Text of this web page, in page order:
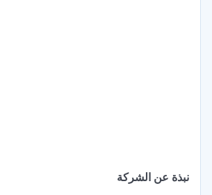
نبذة عن الشركة